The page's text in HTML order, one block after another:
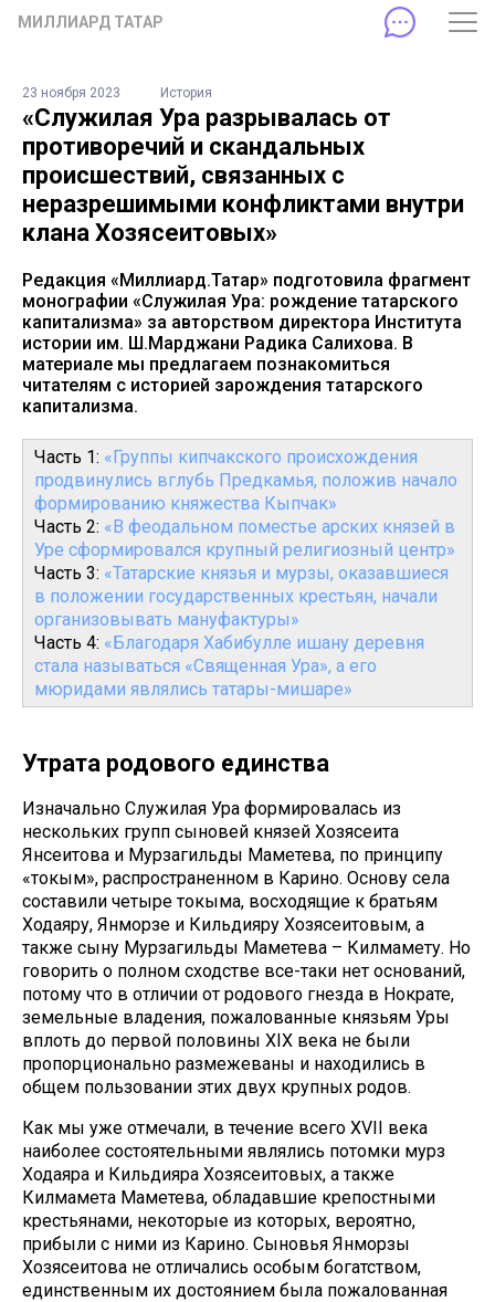
МИЛЛИАРД ТАТАР
23 ноября 2023 История
«Служилая Ура разрывалась от
противоречий и скандальных
происшествий, связанных с
неразрешимыми конфликтами внутри
клана Хозясеитовых»
Редакция «Миллиард.Татар» подготовила фрагмент
монографии «Служилая Ура: рождение татарского
капитализма» за авторством директора Института
истории им. Ш.Марджани Радика Салихова. В
материале мы предлагаем познакомиться
читателям с историей зарождения татарского
капитализма.
Часть 1: «Группы кипчакского происхождения
продвинулись вглубь Предкамья, положив начало
формированию княжества Кыпчак»
Часть 2: «В феодальном поместье арских князей в
Уре сформировался крупный религиозный центр»
Часть 3: «Татарские князья и мурзы, оказавшиеся
в положении государственных крестьян, начали
организовывать мануфактуры»
Часть 4: «Благодаря Хабибулле ишану деревня
стала называться «Священная Ура», а его
мюридами являлись татары-мишаре»
Утрата родового единства
Изначально Служилая Ура формировалась из
нескольких групп сыновей князей Хозясеита
Янсеитова и Мурзагильды Маметева, по принципу
«токым», распространенном в Карино. Основу села
составили четыре токыма, восходящие к братьям
Ходаяру, Янморзе и Кильдияру Хозясеитовым, а
также сыну Мурзагильды Маметева – Килмамету. Но
говорить о полном сходстве все-таки нет оснований,
потому что в отличии от родового гнезда в Нократе,
земельные владения, пожалованные князьям Уры
вплоть до первой половины XIX века не были
пропорционально размежеваны и находились в
общем пользовании этих двух крупных родов.
Как мы уже отмечали, в течение всего XVII века
наиболее состоятельными являлись потомки мурз
Ходаяра и Кильдияра Хозясеитовых, а также
Килмамета Маметева, обладавшие крепостными
крестьянами, некоторые из которых, вероятно,
прибыли с ними из Карино. Сыновья Янморзы
Хозясеитова не отличались особым богатством,
единственным их достоянием была пожалованная